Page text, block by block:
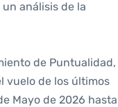
análisis de la
de Puntualidad,
vuelo de los últimos
Mayo de 2026 hasta